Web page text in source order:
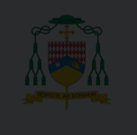
content